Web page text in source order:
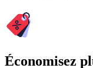
Économisez